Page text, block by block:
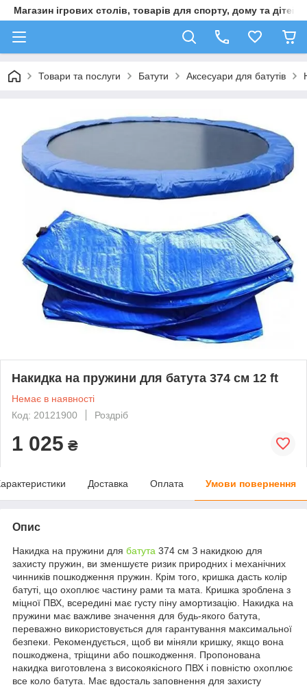
Магазин ігрових столів, товарів для спорту, дому та дітей
Товари та послуги Батути Аксесуари для батутів
Накидка на пружини для батута 374 см 12 ft
Немає в наявності
Код: 20121900
Роздріб
1 025 ₴
Доставка Оплата Умови повернення
Опис
Накидка на пружини для батута 374 см З накидкою для
захисту пружин, ви зменшуєте ризик природних і механічних
чинників пошкодження пружин. Крім того, кришка дасть колір
батуті, що охоплює частину рами та мата. Кришка зроблена з
міцної ПВХ, всередині має густу піну амортизацію. Накидка на
пружини має важливе значення для будь-якого батута,
переважно використовується для гарантування максимальної
безпеки. Рекомендується, щоб ви міняли кришку, якщо вона
пошкоджена, тріщини або пошкодження. Пропонована
накидка виготовлена з високоякісного ПВХ і повністю охоплює
все коло батута. Має вдосталь заповнення для захисту